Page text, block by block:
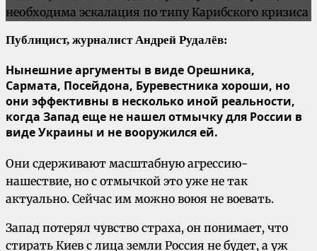
Публицист, журналист Андрей Рудалёв:
Нынешние аргументы в виде Орешника,
Сармата, Посейдона, Буревестника хороши, но
они эффективны в несколько иной реальности,
когда Запад еще не нашел отмычку для России в
виде Украины и не вооружился ей.
Они сдерживают масштабную агрессию-
нашествие, но с отмычкой это уже не так
актуально. Сейчас им можно воюя не воевать.
Запад потерял чувство страха, он понимает, что
стирать Киев с лица земли Россия не будет, а уж